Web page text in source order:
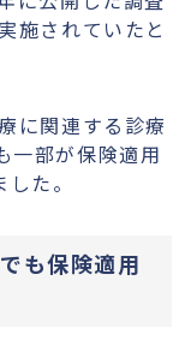
施されていたと
に関連する診療
一部が保険適用
た。
も保険適用